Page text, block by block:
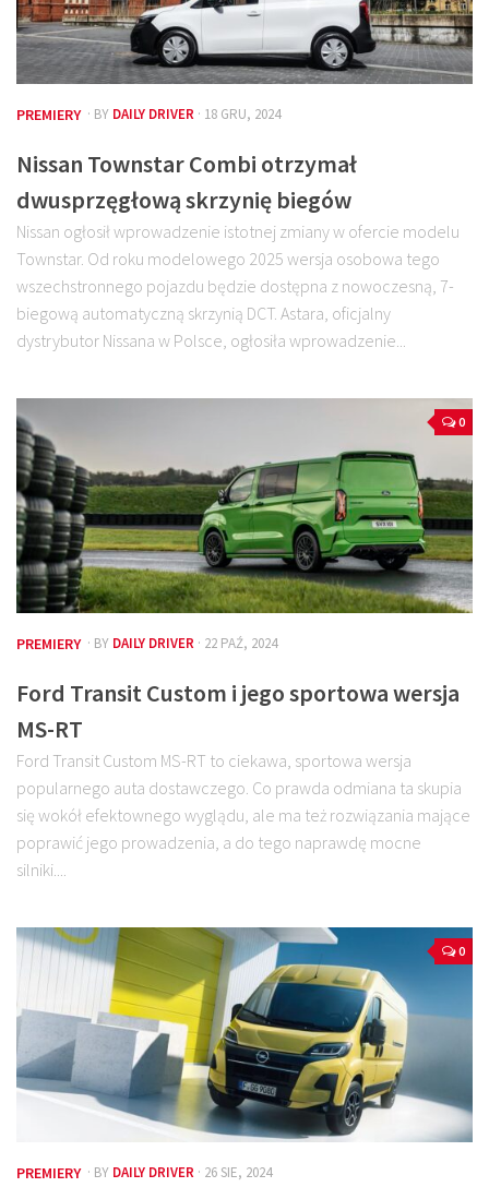
PREMIERY · BY DAILY DRIVER · 18 GRU, 2024
Nissan Townstar Combi otrzymał
dwusprzęgłową skrzynię biegów
Nissan ogłosił wprowadzenie istotnej zmiany w ofercie modelu
Townstar. Od roku modelowego 2025 wersja osobowa tego
wszechstronnego pojazdu będzie dostępna z nowoczesną, 7-
biegową automatyczną skrzynią DCT. Astara, oficjalny
dystrybutor Nissana w Polsce, ogłosiła wprowadzenie...
0
PREMIERY · BY DAILY DRIVER · 22 PAŹ, 2024
Ford Transit Custom i jego sportowa wersja
MS-RT
Ford Transit Custom MS-RT to ciekawa, sportowa wersja
popularnego auta dostawczego. Co prawda odmiana ta skupia
się wokół efektownego wyglądu, ale ma też rozwiązania mające
poprawić jego prowadzenia, a do tego naprawdę mocne
silniki....
0
PREMIERY · BY DAILY DRIVER · 26 SIE, 2024